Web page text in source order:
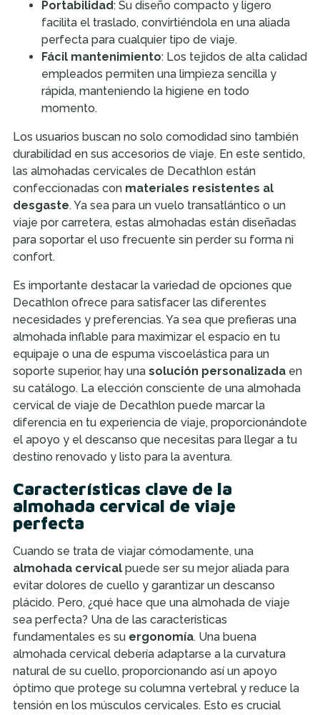
Portabilidad: Su diseño compacto y ligero
facilita el traslado, convirtiéndola en una aliada
perfecta para cualquier tipo de viaje.
Fácil mantenimiento: Los tejidos de alta calidad
empleados permiten una limpieza sencilla y
rápida, manteniendo la higiene en todo
momento.
Los usuarios buscan no solo comodidad sino también
durabilidad en sus accesorios de viaje. En este sentido,
las almohadas cervicales de Decathlon están
confeccionadas con materiales resistentes al
desgaste. Ya sea para un vuelo transatlántico o un
viaje por carretera, estas almohadas están diseñadas
para soportar el uso frecuente sin perder su forma ni
confort.
Es importante destacar la variedad de opciones que
Decathlon ofrece para satisfacer las diferentes
necesidades y preferencias. Ya sea que prefieras una
almohada inflable para maximizar el espacio en tu
equipaje o una de espuma viscoelástica para un
soporte superior, hay una solución personalizada en
su catálogo. La elección consciente de una almohada
cervical de viaje de Decathlon puede marcar la
diferencia en tu experiencia de viaje, proporcionándote
el apoyo y el descanso que necesitas para llegar a tu
destino renovado y listo para la aventura.
Características clave de la
almohada cervical de viaje
perfecta
Cuando se trata de viajar cómodamente, una
almohada cervical puede ser su mejor aliada para
evitar dolores de cuello y garantizar un descanso
plácido. Pero, ¿qué hace que una almohada de viaje
sea perfecta? Una de las características
fundamentales es su ergonomía. Una buena
almohada cervical debería adaptarse a la curvatura
natural de su cuello, proporcionando así un apoyo
óptimo que protege su columna vertebral y reduce la
tensión en los músculos cervicales. Esto es crucial